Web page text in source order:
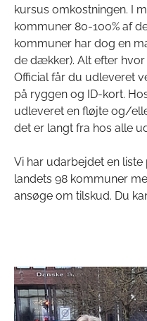
kursus omkostningen. I
kommuner 80-100% af
kommuner har dog en
de dækker). Alt efter
Official får du udleveret
på ryggen og ID-kort.
udleveret en fløjte og/
det er langt fra hos alle
Vi har udarbejdet en liste
landets 98 kommuner
ansøge om tilskud. Du